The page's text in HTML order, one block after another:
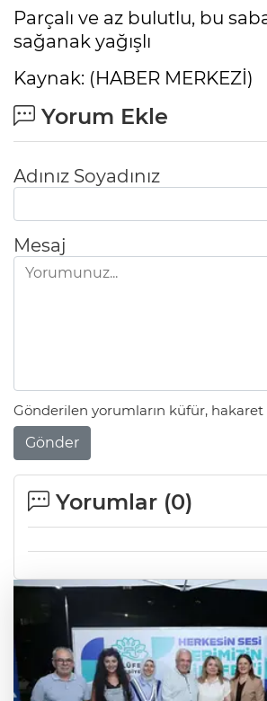
Parçalı ve az bulutlu, bu
sağanak yağışlı
Kaynak: (HABER MERKEZİ)
Yorum Ekle
Adınız Soyadınız
Mesaj
Gönderilen yorumların küfür, hakaret
Gönder
Yorumlar (0)